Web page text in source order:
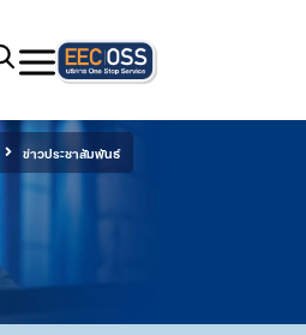
ข่าวประชาสัมพันธ์